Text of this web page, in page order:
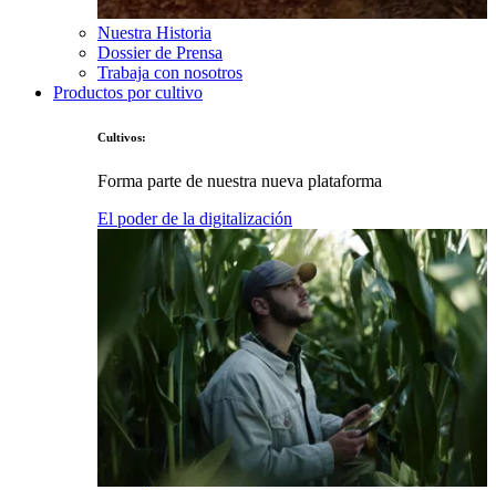
Nuestra Historia
Dossier de Prensa
Trabaja con nosotros
Productos por cultivo
Cultivos:
Forma parte de nuestra nueva plataforma
El poder de la digitalización